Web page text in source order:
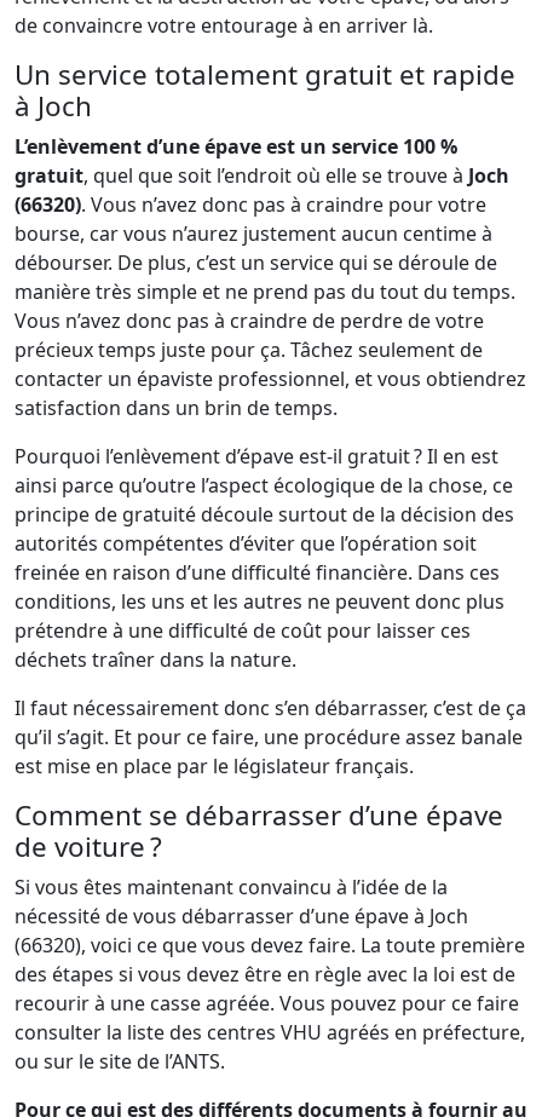
de convaincre votre entourage à en arriver là.
Un service totalement gratuit et rapide
à Joch
L’enlèvement d’une épave est un service 100 %
gratuit, quel que soit l’endroit où elle se trouve à Joch
(66320). Vous n’avez donc pas à craindre pour votre
bourse, car vous n’aurez justement aucun centime à
débourser. De plus, c’est un service qui se déroule de
manière très simple et ne prend pas du tout du temps.
Vous n’avez donc pas à craindre de perdre de votre
précieux temps juste pour ça. Tâchez seulement de
contacter un épaviste professionnel, et vous obtiendrez
satisfaction dans un brin de temps.
Pourquoi l’enlèvement d’épave est-il gratuit ? Il en est
ainsi parce qu’outre l’aspect écologique de la chose, ce
principe de gratuité découle surtout de la décision des
autorités compétentes d’éviter que l’opération soit
freinée en raison d’une difficulté financière. Dans ces
conditions, les uns et les autres ne peuvent donc plus
prétendre à une difficulté de coût pour laisser ces
déchets traîner dans la nature.
Il faut nécessairement donc s’en débarrasser, c’est de ça
qu’il s’agit. Et pour ce faire, une procédure assez banale
est mise en place par le législateur français.
Comment se débarrasser d’une épave
de voiture ?
Si vous êtes maintenant convaincu à l’idée de la
nécessité de vous débarrasser d’une épave à Joch
(66320), voici ce que vous devez faire. La toute première
des étapes si vous devez être en règle avec la loi est de
recourir à une casse agréée. Vous pouvez pour ce faire
consulter la liste des centres VHU agréés en préfecture,
ou sur le site de l’ANTS.
Pour ce qui est des différents documents à fournir au